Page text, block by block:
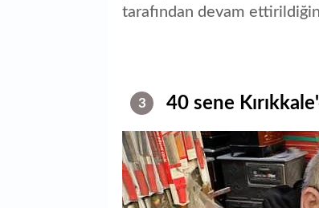
tarafından devam
3 40 sene